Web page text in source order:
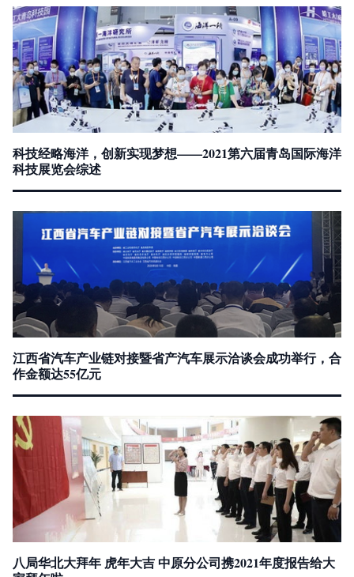
科技经略海洋，创新实现梦想——2021第六届青岛国际海洋
科技展览会综述
江西省汽车产业链对接暨省产汽车展示洽谈会成功举行，合
作金额达55亿元
八局华北大拜年 虎年大吉 中原分公司携2021年度报告给大